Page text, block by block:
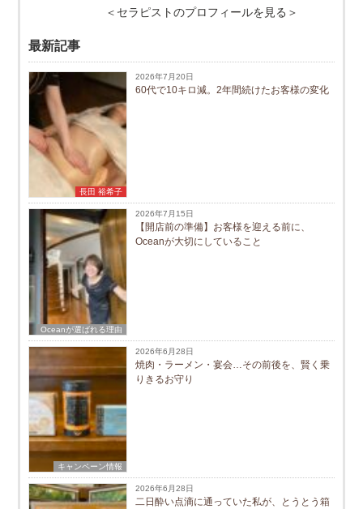
＜セラピストのプロフィールを見る＞
最新記事
長田 裕希子
2026年7月20日
60代で10キロ減。2年間続けたお客様の変化
Oceanが選ばれる理由
2026年7月15日
【開店前の準備】お客様を迎える前に、
Oceanが大切にしていること
キャンペーン情報
2026年6月28日
焼肉・ラーメン・宴会…その前後を、賢く乗
りきるお守り
2026年6月28日
二日酔い点滴に通っていた私が、とうとう箱